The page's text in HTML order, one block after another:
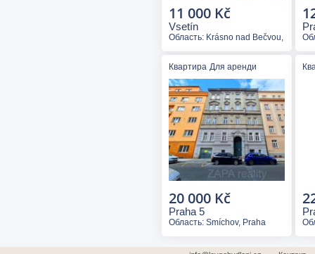
Vsetín
11 000 Kč
Область: Krásno nad Bečvou,
Квартира Для аренди
Praha 5
20 000 Kč
Область: Smíchov, Praha